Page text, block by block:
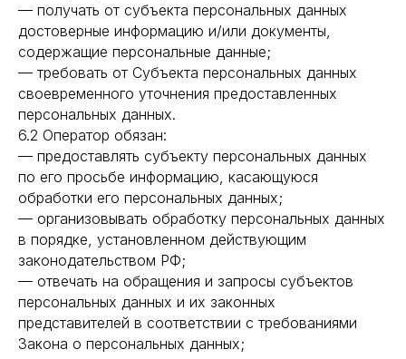
— получать от субъекта персональных данных
достоверные информацию и/или документы,
содержащие персональные данные;
— требовать от Субъекта персональных данных
своевременного уточнения предоставленных
персональных данных.
6.2 Оператор обязан:
— предоставлять субъекту персональных данных
по его просьбе информацию, касающуюся
обработки его персональных данных;
— организовывать обработку персональных данных
в порядке, установленном действующим
законодательством РФ;
— отвечать на обращения и запросы субъектов
персональных данных и их законных
представителей в соответствии с требованиями
Закона о персональных данных;